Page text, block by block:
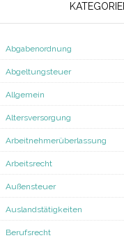
Abgabenordnung
Abgeltungsteuer
Allgemein
Altersversorgung
Arbeitnehmerüberlassung
Arbeitsrecht
Außensteuer
Auslandstätigkeiten
Berufsrecht